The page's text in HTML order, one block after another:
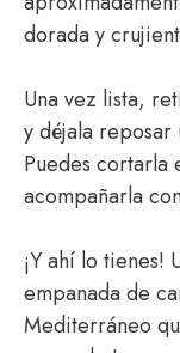
dorada y
Una vez lista,
y déjala reposar
Puedes cortarla
acompañarla
¡Y ahí lo tienes!
empanada de
Mediterráneo